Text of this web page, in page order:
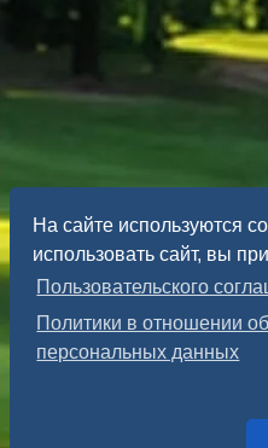
На сайте используются
использовать сайт, вы
Пользовательского
Политики в отношении
персональных данных